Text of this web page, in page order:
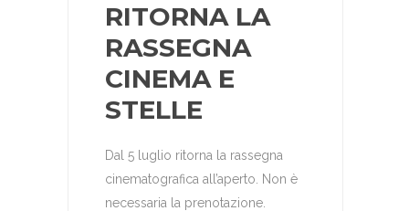
RITORNA LA
RASSEGNA
CINEMA E
STELLE
Dal 5 luglio ritorna la rassegna
cinematografica all’aperto. Non è
necessaria la prenotazione.